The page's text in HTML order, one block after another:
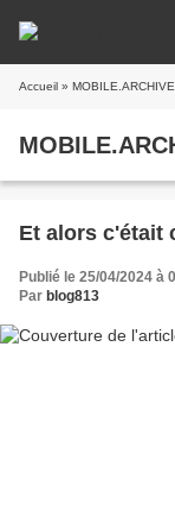
Accueil »
Et alors c'était
Publié le 25/04/2024 à
Par blog813